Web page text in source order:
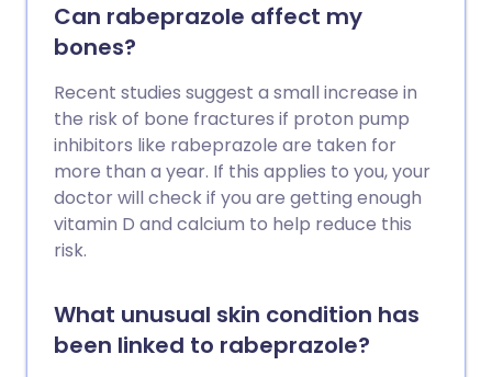
Can rabeprazole affect my
bones?
Recent studies suggest a small increase in
the risk of bone fractures if proton pump
inhibitors like rabeprazole are taken for
more than a year. If this applies to you, your
doctor will check if you are getting enough
vitamin D and calcium to help reduce this
risk.
What unusual skin condition has
been linked to rabeprazole?